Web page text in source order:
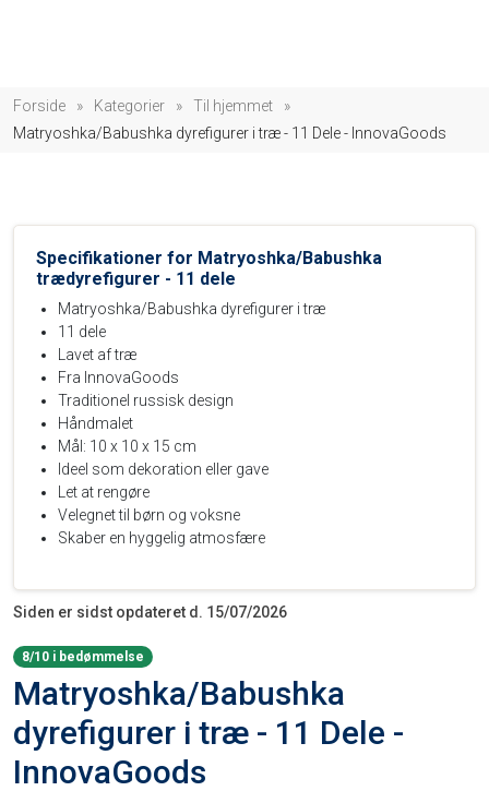
Forside » Kategorier » Til hjemmet
»
Matryoshka/Babushka dyrefigurer i træ - 11 Dele - InnovaGoods
Specifikationer for Matryoshka/Babushka
trædyrefigurer - 11 dele
Matryoshka/Babushka dyrefigurer i træ
11 dele
Lavet af træ
Fra InnovaGoods
Traditionel russisk design
Håndmalet
Mål: 10 x 10 x 15 cm
Ideel som dekoration eller gave
Let at rengøre
Velegnet til børn og voksne
Skaber en hyggelig atmosfære
Siden er sidst opdateret d. 15/07/2026
8/10 i bedømmelse
Matryoshka/Babushka
dyrefigurer i træ - 11 Dele -
InnovaGoods